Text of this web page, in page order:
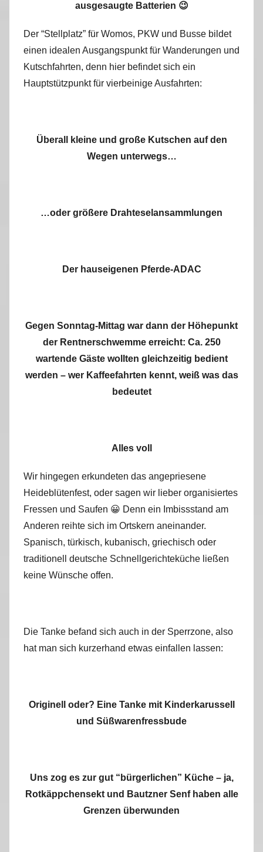
ausgesaugte Batterien 😉
Der “Stellplatz” für Womos, PKW und Busse bildet
einen idealen Ausgangspunkt für Wanderungen und
Kutschfahrten, denn hier befindet sich ein
Hauptstützpunkt für vierbeinige Ausfahrten:
Überall kleine und große Kutschen auf den
Wegen unterwegs…
…oder größere Drahteselansammlungen
Der hauseigenen Pferde-ADAC
Gegen Sonntag-Mittag war dann der Höhepunkt
der Rentnerschwemme erreicht: Ca. 250
wartende Gäste wollten gleichzeitig bedient
werden – wer Kaffeefahrten kennt, weiß was das
bedeutet
Alles voll
Wir hingegen erkundeten das angepriesene
Heideblütenfest, oder sagen wir lieber organisiertes
Fressen und Saufen 😀 Denn ein Imbissstand am
Anderen reihte sich im Ortskern aneinander.
Spanisch, türkisch, kubanisch, griechisch oder
traditionell deutsche Schnellgerichteküche ließen
keine Wünsche offen.
Die Tanke befand sich auch in der Sperrzone, also
hat man sich kurzerhand etwas einfallen lassen:
Originell oder? Eine Tanke mit Kinderkarussell
und Süßwarenfressbude
Uns zog es zur gut “bürgerlichen” Küche – ja,
Rotkäppchensekt und Bautzner Senf haben alle
Grenzen überwunden